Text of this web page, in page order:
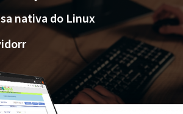
nativa do Linux